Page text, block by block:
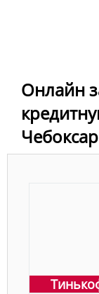
Онлайн